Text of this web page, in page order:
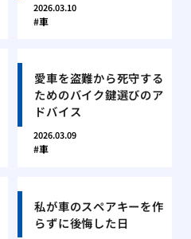
2026.03.10
車
愛車を盗難から死守する
ためのバイク鍵選びのア
ドバイス
2026.03.09
車
私が車のスペアキーを作
らずに後悔した日